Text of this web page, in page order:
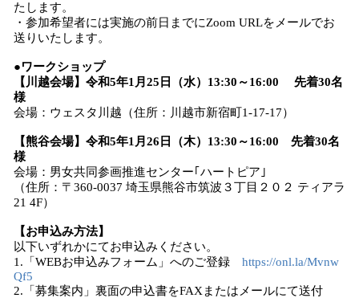
たします。
・参加希望者には実施の前日までにZoom URLをメールでお
送りいたします。
●ワークショップ
【川越会場】令和5年1月25日（水）13:30～16:00 先着30名
様
会場：ウェスタ川越（住所：川越市新宿町1-17-17）
【熊谷会場】令和5年1月26日（木）13:30～16:00 先着30名
様
会場：男女共同参画推進センター｢ハートピア｣
（住所：〒360-0037 埼玉県熊谷市筑波３丁目２０２ ティアラ
21 4F）
【お申込み方法】
以下いずれかにてお申込みください。
1.「WEBお申込みフォーム」へのご登録 https://onl.la/Mvnw
Qf5
2.「募集案内」裏面の申込書をFAXまたはメールにて送付